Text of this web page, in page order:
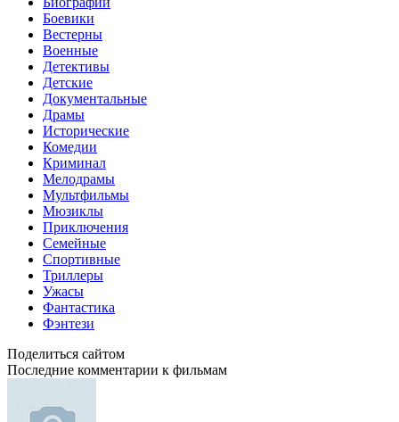
Боевики
Вестерны
Военные
Детективы
Детские
Документальные
Драмы
Исторические
Комедии
Криминал
Мелодрамы
Мультфильмы
Мюзиклы
Приключения
Семейные
Спортивные
Триллеры
Ужасы
Фантастика
Фэнтези
Поделиться сайтом
Последние комментарии к фильмам